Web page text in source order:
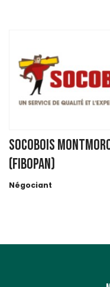
SOCOBOIS
(FIBOPAN)
Négociant